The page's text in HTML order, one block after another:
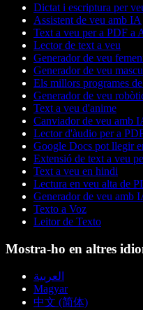
Dictat i escriptura per
Assistent de veu amb IA
Text a veu per a PDF a
Lector de text a veu
Generador de veu
Generador de veu
Els millors programes
Generador de veu
Text a veu d'anime
Canviador de veu amb
Lector d'àudio per a
Google Docs pot llegir
Extensió de text a veu
Text a veu en hindi
Lectura en veu alta de
Generador de veu amb
Texto a Voz
Leitor de Texto
Mostra-ho en altres
العربية
Magyar
中文 (简体)